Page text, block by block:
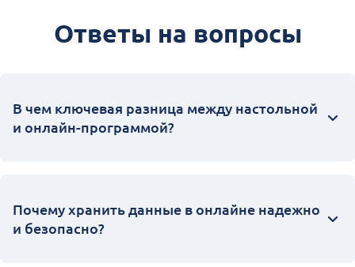
Ответы на вопросы
В чем ключевая разница между настольной
и онлайн-программой?
Почему хранить данные в онлайне надежно
и безопасно?